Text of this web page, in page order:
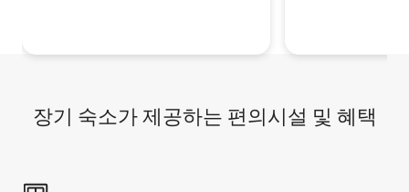
장기 숙소가 제공하는 편의시설 및 혜택